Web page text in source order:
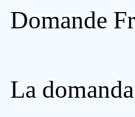
Domande
La